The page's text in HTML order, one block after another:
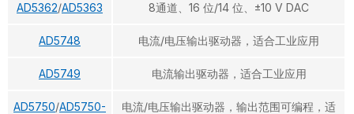
AD5362/AD5363 8通道、16 位/14 位、±10 V DAC
AD5748 电流/电压输出驱动器，适合工业应用
AD5749 电流输出驱动器，适合工业应用
AD5750/AD5750-
电流/电压输出驱动器，输出范围可编程，适